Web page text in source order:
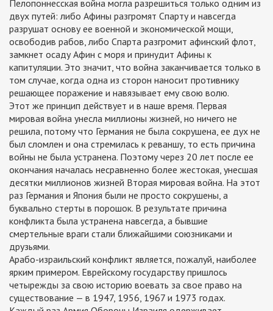
Пелопоннесская война могла разрешиться только одним из
двух путей: либо Афины разгромят Спарту и навсегда
разрушат основу ее военной и экономической мощи,
освободив рабов, либо Спарта разгромит афинский флот,
замкнет осаду Афин с моря и принудит Афины к
капитуляции. Это значит, что война заканчивается только в
том случае, когда одна из сторон наносит противнику
решающее поражение и навязывает ему свою волю.
Этот же принцип действует и в наше время. Первая
мировая война унесла миллионы жизней, но ничего не
решила, потому что Германия не была сокрушена, ее дух не
был сломлен и она стремилась к реваншу, то есть причина
войны не была устранена. Поэтому через 20 лет после ее
окончания началась несравненно более жестокая, унесшая
десятки миллионов жизней Вторая мировая война. На этот
раз Германия и Япония были не просто сокрушены, а
буквально стерты в порошок. В результате причина
конфликта была устранена навсегда, а бывшие
смертельные враги стали ближайшими союзниками и
друзьями.
Арабо-израильский конфликт является, пожалуй, наиболее
ярким примером. Еврейскому государству пришлось
четырежды за свою историю воевать за свое право на
существование — в 1947, 1956, 1967 и 1973 годах.